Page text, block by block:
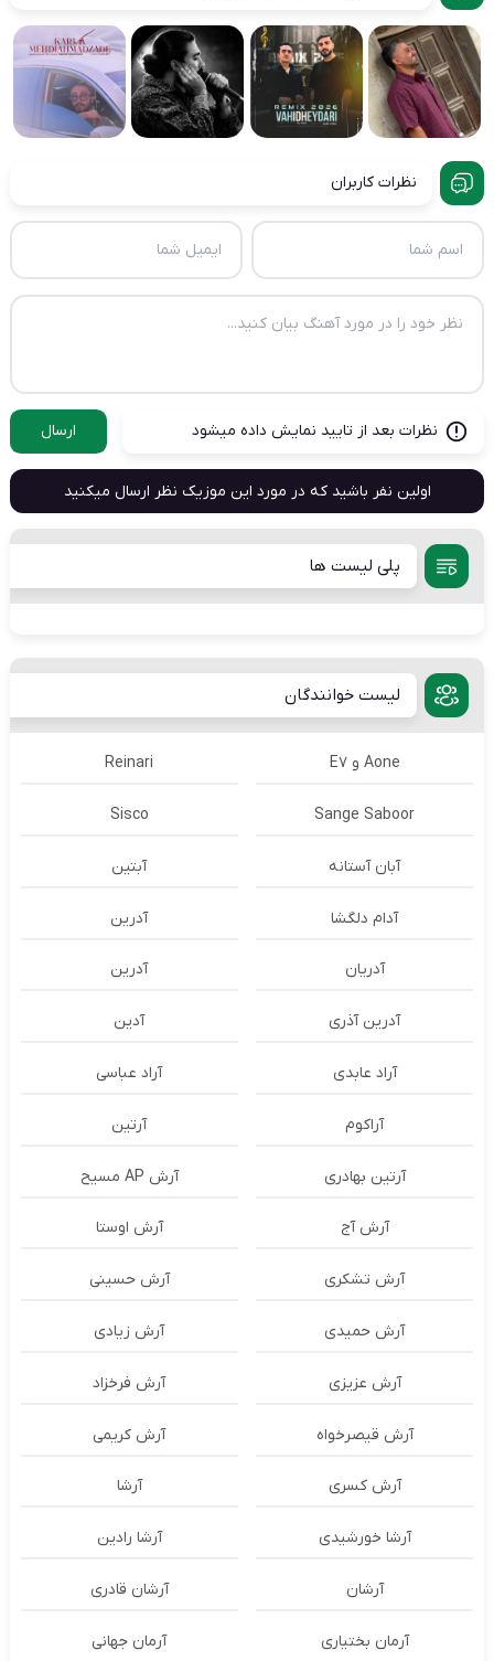
نظرات کاربران
نظرات بعد از تایید نمایش داده میشود ارسال
اولین نفر باشید که در مورد این موزیک نظر ارسال میکنید
پلی لیست ها
لیست خوانندگان
Aone و E7 Reinari
Sange Saboor
Sisco
آبان آستانه آبتین
آدام دلگشا آدرين
آدریان آدرین
آدرین آذری آدین
آراد عابدی آراد عباسی
آراکوم آرتین
آرتین بهادری آرش AP مسیح
آرش آج آرش اوستا
آرش تشکری آرش حسینی
آرش حمیدی آرش زیادی
آرش عزیزی آرش فرخزاد
آرش قیصرخواه آرش کریمی
آرش کسری آرشا
آرشا خورشیدی آرشا رادین
آرشان آرشان قادری
آرمان بختیاری آرمان جهانی